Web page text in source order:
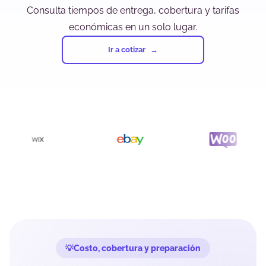
Consulta tiempos de entrega, cobertura y tarifas
económicas en un solo lugar.
Ir a cotizar
Costo, cobertura y preparación